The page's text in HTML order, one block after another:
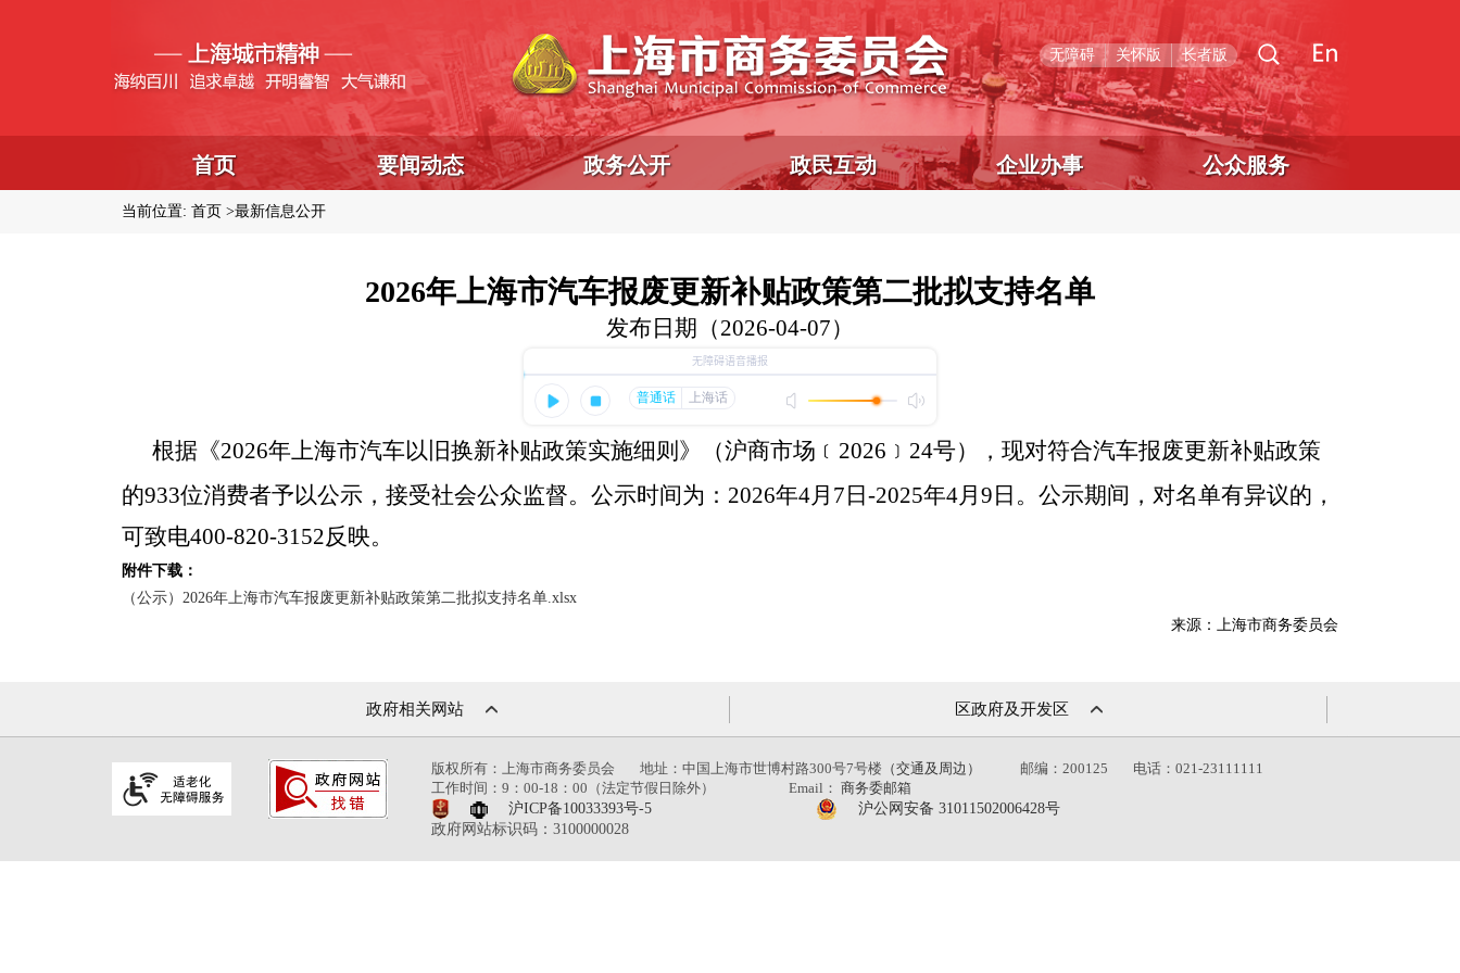
无障碍 关怀版 长者版
首页 要闻动态 政务公开 政民互动 企业办事 公众服务
当前位置: 首页 最新信息公开
2026年上海市汽车报废更新补贴政策第二批拟支持名单
发布日期（2026-04-07）
根据《2026年上海市汽车以旧换新补贴政策实施细则》（沪商市场﹝2026﹞24号），现对符合汽车报废更新补贴政策
的933位消费者予以公示，接受社会公众监督。公示时间为：2026年4月7日-2025年4月9日。公示期间，对名单有异议的，
可致电400-820-3152反映。
附件下载：
（公示）2026年上海市汽车报废更新补贴政策第二批拟支持名单.xlsx
来源：上海市商务委员会
政府相关网站 区政府及开发区
版权所有：上海市商务委员会 地址：中国上海市世博村路300号7号楼 （交通及周边） 邮编：200125
电话：021-23111111
工作时间：9：00-18：00（法定节假日除外）
Email： 商务委邮箱
沪ICP备10033393号-5
沪公网安备 31011502006428号
政府网站标识码：3100000028